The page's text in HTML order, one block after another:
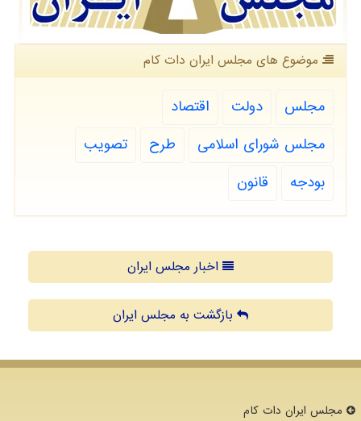
موضوع های مجلس ایران دات كام
مجلس دولت
اقتصاد
مجلس شورای اسلامی
طرح
تصویب
بودجه
قانون
اخبار مجلس ایران
بازگشت به مجلس ایران
مجلس ایران دات كام